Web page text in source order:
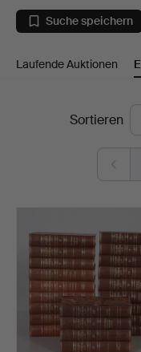
&
Höörs
Suche speichern
Laufende Auktionen
EndpreiseSortieren